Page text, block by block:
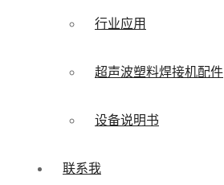
行业应用
超声波塑料焊接机配件
设备说明书
联系我